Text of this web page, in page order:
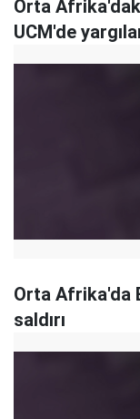
Orta
UCM'de
Orta Afrika'da
saldırı